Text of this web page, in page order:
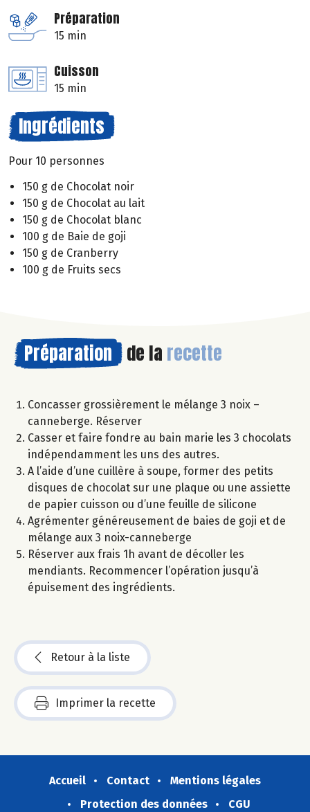
Préparation
15 min
Cuisson
15 min
Ingrédients
Pour 10 personnes
150 g de Chocolat noir
150 g de Chocolat au lait
150 g de Chocolat blanc
100 g de Baie de goji
150 g de Cranberry
100 g de Fruits secs
Préparation de la recette
Concasser grossièrement le mélange 3 noix –
canneberge. Réserver
Casser et faire fondre au bain marie les 3 chocolats
indépendamment les uns des autres.
A l’aide d’une cuillère à soupe, former des petits
disques de chocolat sur une plaque ou une assiette
de papier cuisson ou d’une feuille de silicone
Agrémenter généreusement de baies de goji et de
mélange aux 3 noix-canneberge
Réserver aux frais 1h avant de décoller les
mendiants. Recommencer l’opération jusqu’à
épuisement des ingrédients.
Retour à la liste
Imprimer la recette
Accueil Contact
Mentions légales
Protection des données
CGU